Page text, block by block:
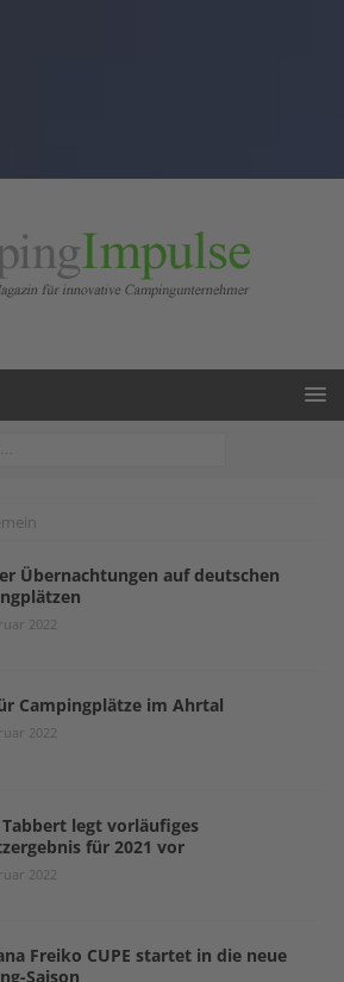
Übernachtungen auf deutschen
2022
Campingplätze im Ahrtal
2022
Tabbert legt vorläufiges
für 2021 vor
2022
Freiko CUPE startet in die neue
Saison